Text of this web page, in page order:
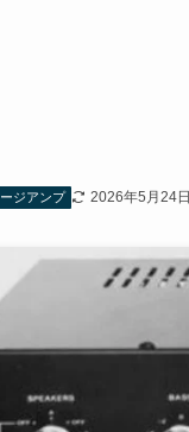
ジアンプ 2026年5月24日